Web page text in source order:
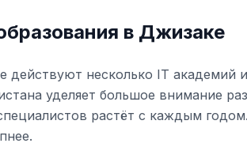
в Джизаке
действуют несколько IT академий
уделяет большое внимание
растёт с каждым